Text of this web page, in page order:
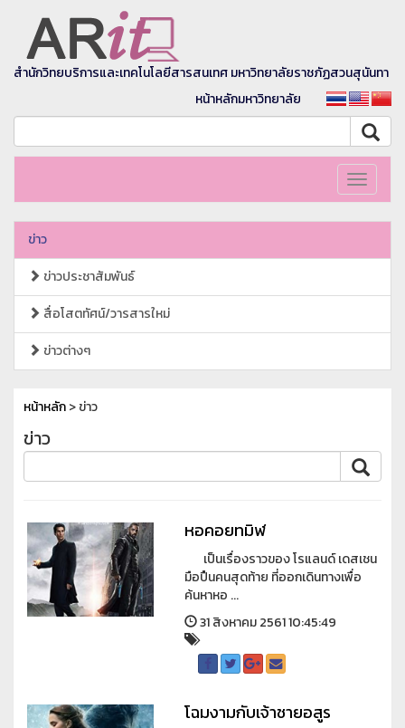
สำนักวิทยบริการและเทคโนโลยีสารสนเทศ มหาวิทยาลัยราชภัฏสวนสุนันทา
หน้าหลักมหาวิทยาลัย
Toggle
ข่าว
ข่าวประชาสัมพันธ์
สื่อโสตทัศน์/วารสารใหม่
ข่าวต่างๆ
หน้าหลัก> ข่าว
ข่าว
หอคอยทมิฬ
เป็นเรื่องราวของ โรแลนด์ เดสเชน
มือปืนคนสุดท้าย ที่ออกเดินทางเพื่อ
ค้นหาหอ ...
31 สิงหาคม 2561 10:45:49
โฉมงามกับเจ้าชายอสูร